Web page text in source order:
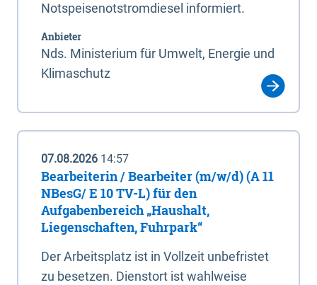
Notspeisenotstromdiesel informiert.
Anbieter
Nds. Ministerium für Umwelt, Energie und
Klimaschutz
07.08.2026 14:57
Bearbeiterin / Bearbeiter (m/w/d) (A 11
NBesG/ E 10 TV-L) für den
Aufgabenbereich „Haushalt,
Liegenschaften, Fuhrpark“
Der Arbeitsplatz ist in Vollzeit unbefristet
zu besetzen. Dienstort ist wahlweise